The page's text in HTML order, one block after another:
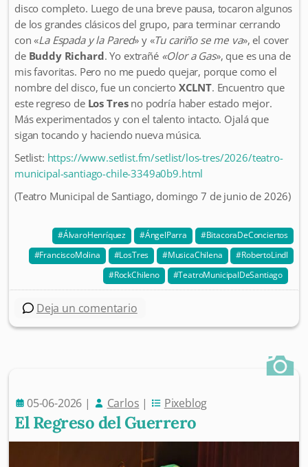
disco completo. Luego de una breve pausa, tocaron algunos
de los grandes clásicos del grupo, para terminar cerrando
con «La Espada y la Pared» y «Tu cariño se me va», el cover
de Buddy Richard. Yo extrañé «Olor a Gas», que es una de
mis favoritas. Pero no me puedo quejar, porque como el
nombre del disco, fue un concierto XCLNT. Encuentro que
este regreso de Los Tresno podría haber estado mejor.
Más experimentados y con el talento intacto. Ojalá que
sigan tocando y haciendo nueva música.
Setlist: https://www.setlist.fm/setlist/los-tres/2026/teatro-
municipal-santiago-chile-3349a0b9.html
(Teatro Municipal de Santiago, domingo 7 de junio de 2026)
ÁlvaroHenríquez ÁngelParra
BitacoraDeConciertos
FranciscoMolina
LosTres MusicaChilena
RobertoLindl
RockChileno
TeatroMunicipalDeSantiago
Deja un comentario
05-06-2026 | Carlos | Pixeblog
El Regreso del Guerrero